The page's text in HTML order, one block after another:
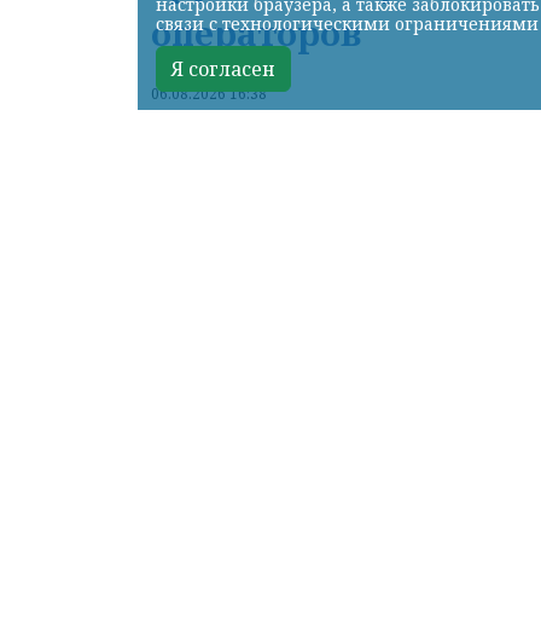
операторов
06.08.2026 16:38
связи с технологическими
Я согласен